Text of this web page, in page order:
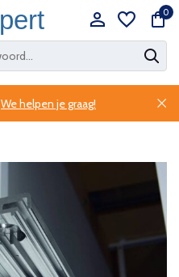
0
We helpen je graag!